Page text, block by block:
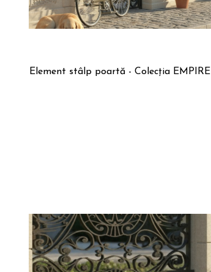
Element stâlp poartă - Colecția EMPIRE